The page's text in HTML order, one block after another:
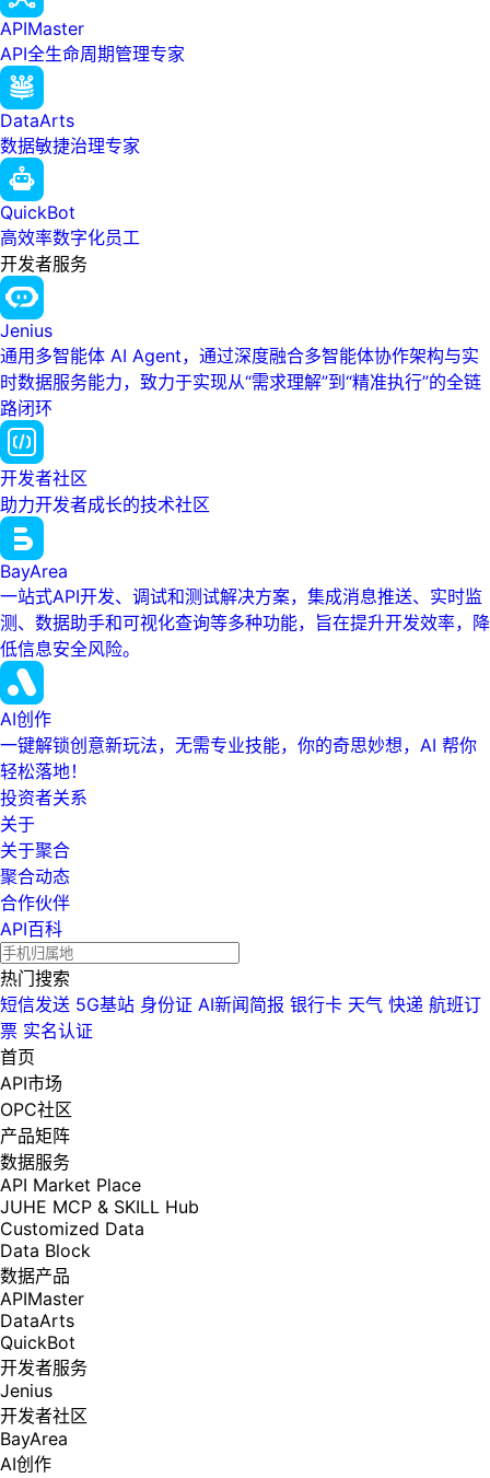
APIMaster
API全生命周期管理专家
DataArts
数据敏捷治理专家
QuickBot
高效率数字化员工
开发者服务
Jenius
通用多智能体 AI Agent，通过深度融合多智能体协作架构与实
时数据服务能力，致力于实现从“需求理解”到“精准执行”的全链
路闭环
开发者社区
助力开发者成长的技术社区
BayArea
一站式API开发、调试和测试解决方案，集成消息推送、实时监
测、数据助手和可视化查询等多种功能，旨在提升开发效率，降
低信息安全风险。
AI创作
一键解锁创意新玩法，无需专业技能，你的奇思妙想，AI 帮你
轻松落地！
投资者关系
关于
关于聚合
聚合动态
合作伙伴
API百科
热门搜索
短信发送 5G基站 身份证 AI新闻简报 银行卡 天气 快递 航班订
票 实名认证
首页
API市场
OPC社区
产品矩阵
数据服务
API Market Place
JUHE MCP & SKILL Hub
Customized Data
Data Block
数据产品
APIMaster
DataArts
QuickBot
开发者服务
Jenius
开发者社区
BayArea
AI创作